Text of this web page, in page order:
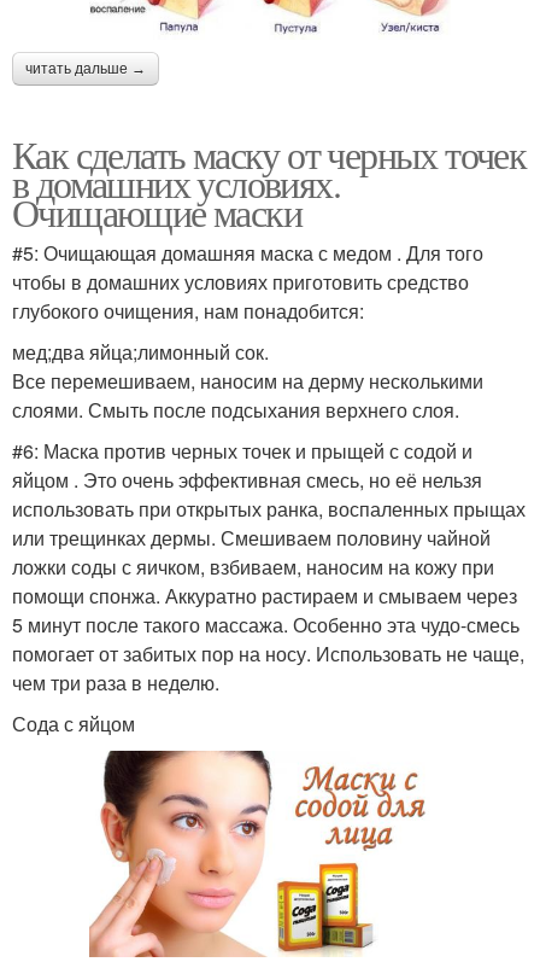
читать дальше →
Как сделать маску от черных точек
в домашних условиях.
Очищающие маски
#5: Очищающая домашняя маска с медом . Для того
чтобы в домашних условиях приготовить средство
глубокого очищения, нам понадобится:
мед;два яйца;лимонный сок.
Все перемешиваем, наносим на дерму несколькими
слоями. Смыть после подсыхания верхнего слоя.
#6: Маска против черных точек и прыщей с содой и
яйцом . Это очень эффективная смесь, но её нельзя
использовать при открытых ранка, воспаленных прыщах
или трещинках дермы. Смешиваем половину чайной
ложки соды с яичком, взбиваем, наносим на кожу при
помощи спонжа. Аккуратно растираем и смываем через
5 минут после такого массажа. Особенно эта чудо-смесь
помогает от забитых пор на носу. Использовать не чаще,
чем три раза в неделю.
Сода с яйцом